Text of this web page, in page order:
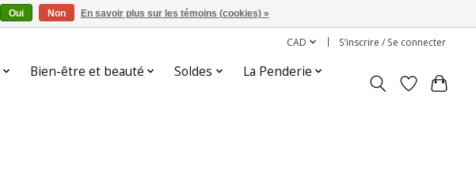
CAD S’inscrire / Se connecter
Bien-être et beauté Soldes
La Penderie
Oui Non En savoir plus sur les témoins (cookies) »